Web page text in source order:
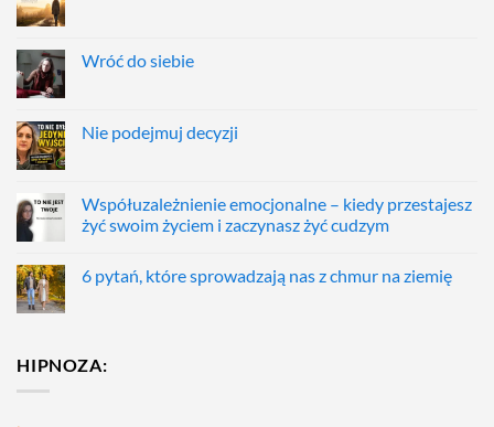
Wróć do siebie
Nie podejmuj decyzji
Współuzależnienie emocjonalne – kiedy przestajesz
żyć swoim życiem i zaczynasz żyć cudzym
6 pytań, które sprowadzają nas z chmur na ziemię
HIPNOZA: